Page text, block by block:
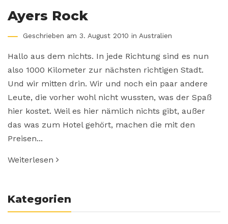
Ayers Rock
Geschrieben am 3. August 2010 in Australien
Hallo aus dem nichts. In jede Richtung sind es nun
also 1000 Kilometer zur nächsten richtigen Stadt.
Und wir mitten drin. Wir und noch ein paar andere
Leute, die vorher wohl nicht wussten, was der Spaß
hier kostet. Weil es hier nämlich nichts gibt, außer
das was zum Hotel gehört, machen die mit den
Preisen...
Weiterlesen
Kategorien